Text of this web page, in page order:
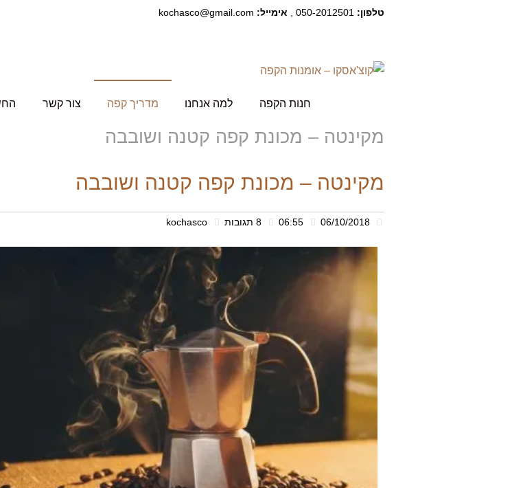
טלפון: אימייל:
חנות הקפה למה אנחנו מדריך קפה צור קשר
מקינטה – מכונת קפה קטנה ושובבה
מקינטה – מכונת קפה קטנה ושובבה
8 תגובות kochasco